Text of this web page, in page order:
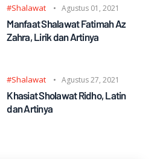
#Shalawat Agustus 01, 2021
Manfaat Shalawat Fatimah Az
Zahra, Lirik dan Artinya
#Shalawat Agustus 27, 2021
Khasiat Sholawat Ridho, Latin
dan Artinya